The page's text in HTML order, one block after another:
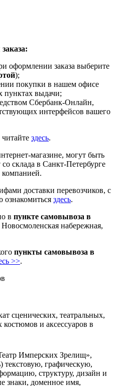
оформлении заказа выберите
);
покупки в нашем офисе
пунктах выдачи;
Сбербанк-Онлайн,
интерфейсов вашего
здесь.
магазине, могут быть
склада в Санкт-Петербурге
компанией.
доставки перевозчиков, с
здесь.
в пункте самовывоза в
Новосмоленская набережная,
пункты самовывоза в
>>.
сценических, театральных,
и аксессуаров в
Имперских Зрелищ»,
текстовую, графическую,
структуру, дизайн и
знаки, доменное имя,